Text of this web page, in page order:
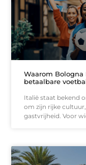
Waarom Bologna
betaalbare
Italië staat bekend
om zijn rijke
gastvrijheid. Voor